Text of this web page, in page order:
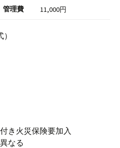
管理費 11,000円
火災保険要加入
なる